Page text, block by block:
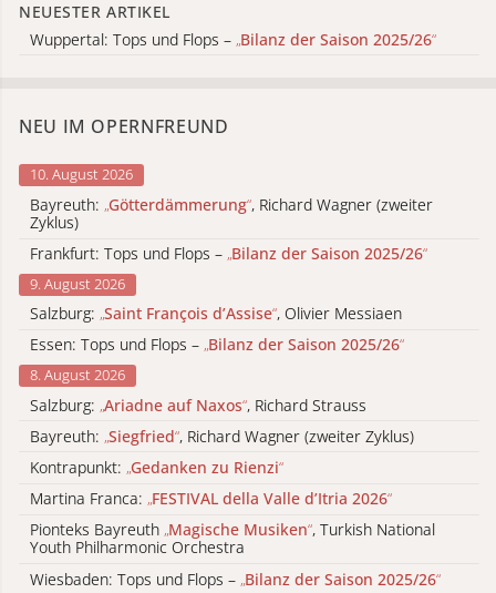
NEUESTER ARTIKEL
Wuppertal: Tops und Flops – „Bilanz der Saison 2025/26“
NEU IM OPERNFREUND
10. August 2026
Bayreuth: „Götterdämmerung“, Richard Wagner (zweiter
Zyklus)
Frankfurt: Tops und Flops – „Bilanz der Saison 2025/26“
9. August 2026
Salzburg: „Saint François d’Assise“, Olivier Messiaen
Essen: Tops und Flops – „Bilanz der Saison 2025/26“
8. August 2026
Salzburg: „Ariadne auf Naxos“, Richard Strauss
Bayreuth: „Siegfried“, Richard Wagner (zweiter Zyklus)
Kontrapunkt: „Gedanken zu Rienzi“
Martina Franca: „FESTIVAL della Valle d’Itria 2026“
Pionteks Bayreuth „Magische Musiken“, Turkish National
Youth Philharmonic Orchestra
Wiesbaden: Tops und Flops – „Bilanz der Saison 2025/26“